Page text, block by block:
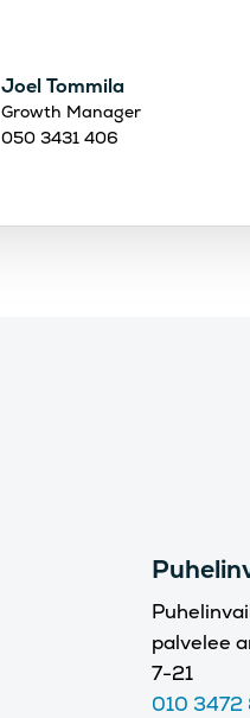
Joel Tommila
Growth Manager
050 3431 406
palvelee
7-21
010 3472